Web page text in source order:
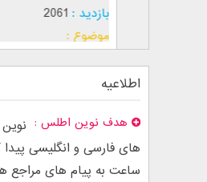
بازدید :
اطلاعیه
هدف نوین اطلس
ساعت به پیام های مراجع